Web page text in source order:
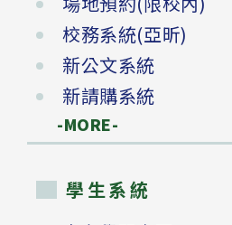
校務系統(亞昕)
新公文系統
新請購系統
-MORE-
學生系統